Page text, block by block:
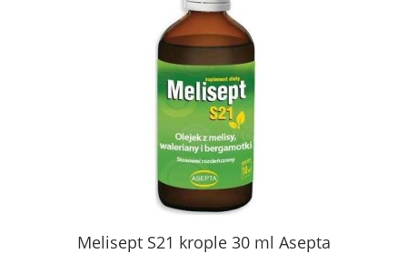
Melisept S21 krople 30 ml Asepta